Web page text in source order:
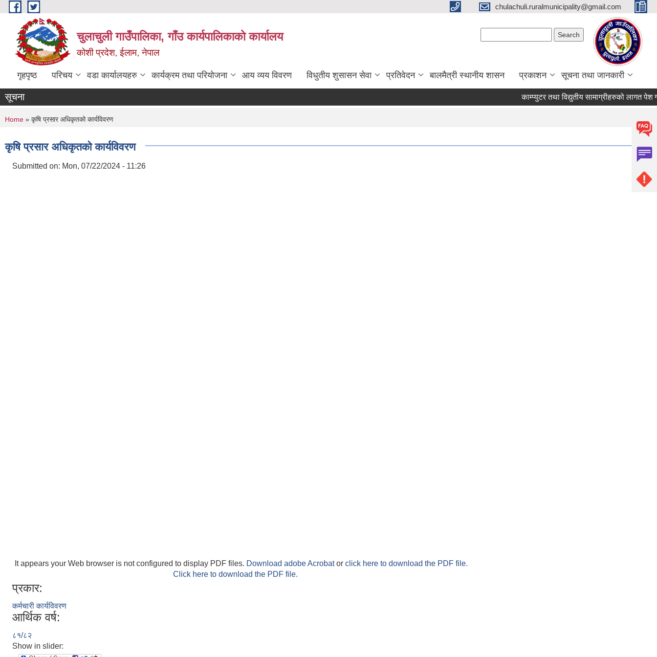
Skip to main content chulachuli.ruralmunicipality@gmail.com
चुलाचुली गाउँपालिका, गाँउ कार्यपालिकाको कार्यालय
कोशी प्रदेश, ईलाम, नेपाल
गृहपृष्ठ परिचय वडा कार्यालयहरु कार्यक्रम तथा परियोजना आय व्यय विवरण विधुतीय शुसासन सेवा प्रतिवेदन बालमैत्री स्थानीय शासन प्रकाशन सूचना तथा जानकारी
सूचना काम्प्युटर तथा विद्युतीय सामाग्रीहरुको लागत पेश गर्ने
You are here
Home » कृषि प्रसार अधिकृतको कार्यविवरण
कृषि प्रसार अधिकृतको कार्यविवरण
Submitted on: Mon, 07/22/2024 - 11:26
It appears your Web browser is not configured to display PDF files. Download adobe Acrobator click here to download the PDF file.
Click here to download the PDF file.
प्रकार:
कर्मचारी कार्यविवरण
आर्थिक वर्ष:
८१/८२
Show in slider: